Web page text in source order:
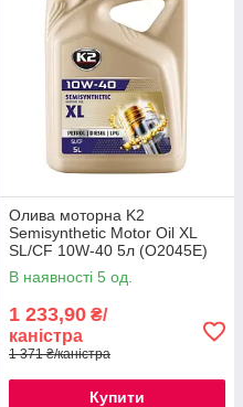
Олива моторна K2
Semisynthetic Motor Oil XL
SL/CF 10W-40 5л (O2045E)
В наявності 5 од.
1 233,90 ₴/
каністра
1 371 ₴/каністра
Купити